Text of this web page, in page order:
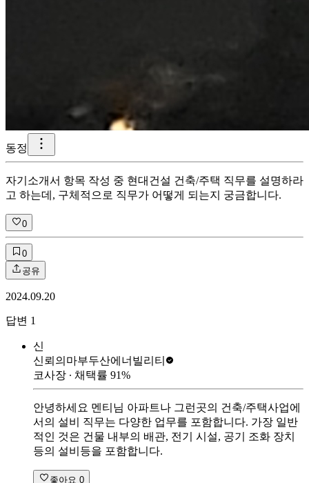
동정
자기소개서 항목 작성 중 현대건설 건축/주택 직무를 설명하라
고 하는데, 구체적으로 직무가 어떻게 되는지 궁금합니다.
0
0
공유
2024.09.20
답변 1
신
신뢰의마부두산에너빌리티
코사장 ∙ 채택률 91%
안녕하세요 멘티님 아파트나 그런곳의 건축/주택사업에
서의 설비 직무는 다양한 업무를 포함합니다. 가장 일반
적인 것은 건물 내부의 배관, 전기 시설, 공기 조화 장치
등의 설비등을 포함합니다.
좋아요 0